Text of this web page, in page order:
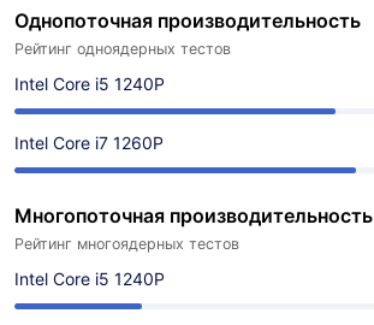
Однопоточная производительность
Рейтинг одноядерных тестов
Intel Core i5 1240P
Intel Core i7 1260P
Многопоточная производительность
Рейтинг многоядерных тестов
Intel Core i5 1240P